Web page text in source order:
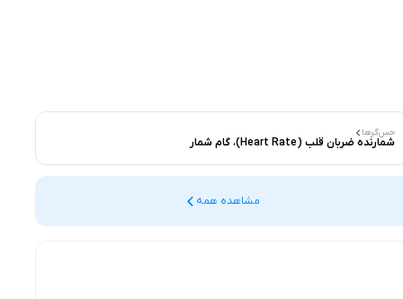
حس‌گرها
شمارنده ضربان قلب (Heart Rate)، گام شمار
مشاهده همه